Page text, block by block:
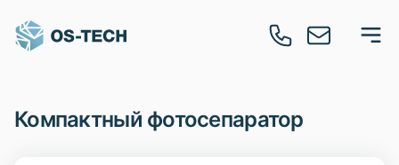
Компактный фотосепаратор